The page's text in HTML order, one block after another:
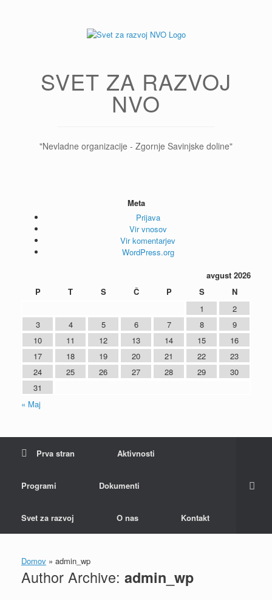
SVET ZA RAZVOJ
NVO
"Nevladne organizacije - Zgornje Savinjske doline"
Meta
Prijava
Vir vnosov
Vir komentarjev
WordPress.org
avgust 2026
P
T S Č P S
N
1
2
3
4 5 6 7 8
9
10
11 12 13 14 15
16
17
18 19 20 21 22
23
24
25 26 27 28 29
30
31
« Maj
Prva stran Aktivnosti
Programi Dokumenti
Svet za razvoj O nas Kontakt
Domov » admin_wp
Author Archive: admin_wp